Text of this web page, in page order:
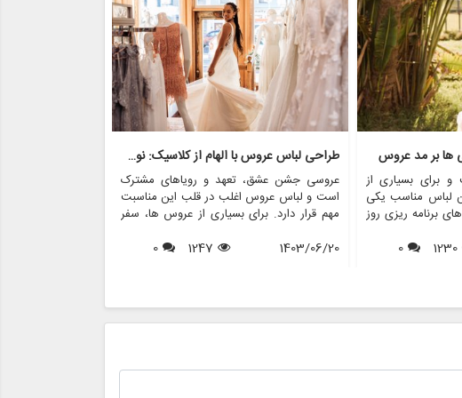
ها بر مد عروس
بسیاری از
لباس مناسب یکی
برنامه ریزی روز
ها، عروسی های
شکل دهی به روند
بر مد عروس می
1230
0
طراحی لباس عروس با الهام از کلاسیک: نوستالژی با مدرنیته روبرو می شود
عروسی جشن عشق، تعهد و رویاهای مشترک
است و لباس عروس اغلب در قلب این مناسبت
مهم قرار دارد. برای بسیاری از عروس ها، سفر
انتظار است. در سال های اخیر، محبوبیت لباس
کشد، و چگونه فروشگاه هایی مانند مزون
1403/06/20
1247
0